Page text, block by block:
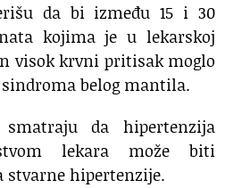
da bi između 15 i 30
kojima je u lekarskoj
visok krvni pritisak moglo
belog mantila.
da hipertenzija
lekara može biti
stvarne hipertenzije.